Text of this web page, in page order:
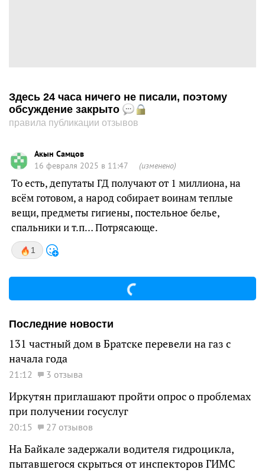
Здесь 24 часа ничего не писали, поэтому
обсуждение закрыто
правила публикации отзывов
Акын Самцов
16 февраля 2025 в 11:47
(изменено)
То есть, депутаты ГД получают от 1 миллиона, на
всём готовом, а народ собирает воинам теплые
вещи, предметы гигиены, постельное белье,
спальники и т.п… Потрясающе.
1
Последние новости
131 частный дом в Братске перевели на газ с
начала года
21:12 3 отзыва
Иркутян приглашают пройти опрос о проблемах
при получении госуслуг
20:15 27 отзывов
На Байкале задержали водителя гидроцикла,
пытавшегося скрыться от инспекторов ГИМС